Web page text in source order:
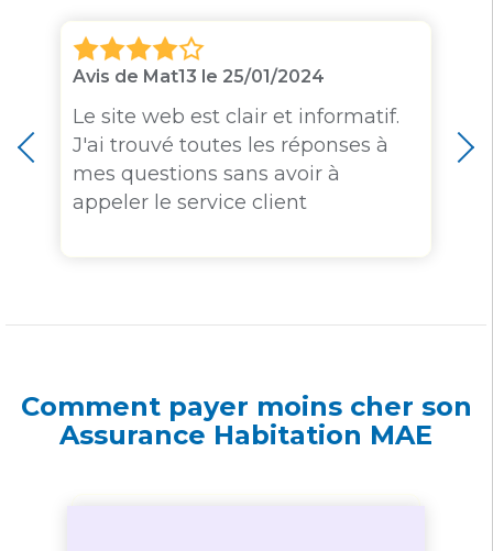
Avis de Mat13 le 25/01/2024
Le site web est clair et informatif.
J'ai trouvé toutes les réponses à
mes questions sans avoir à
appeler le service client
Comment payer moins cher son
Assurance Habitation MAE